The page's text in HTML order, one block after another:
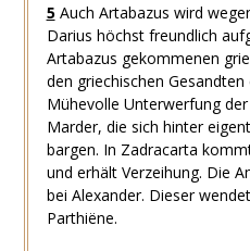
5Auch Artabazus wird
Darius höchst freundlich
Artabazus gekommenen
den griechischen
Mühevolle Unterwerfung
Marder, die sich hinter
bargen. In Zadracarta
und erhält Verzeihung. Die
bei Alexander. Dieser
Parthiëne.